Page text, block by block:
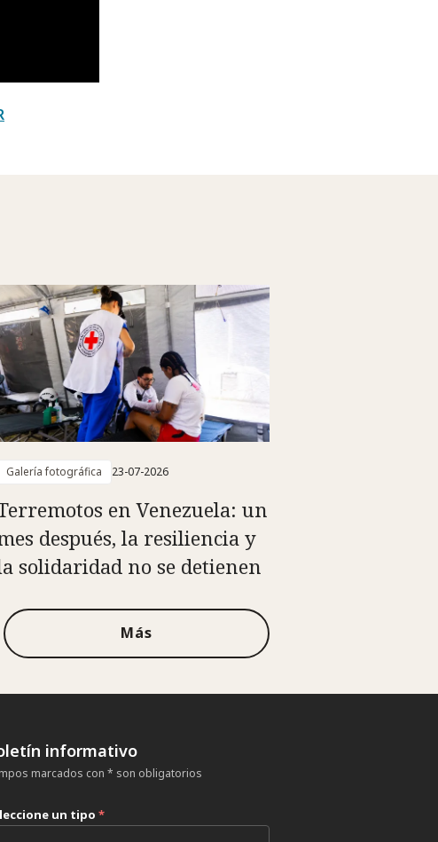
Galería fotográfica 23-07-2026
en Venezuela: un
después, la resiliencia y
solidaridad no se detienen
Más
informativo
marcados con * son obligatorios
un tipo *